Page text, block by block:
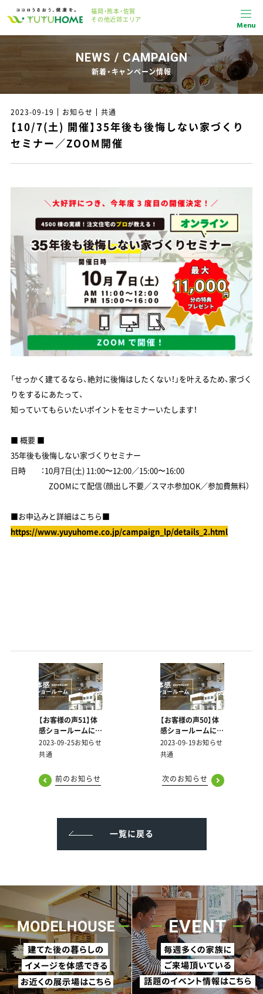
福岡・熊本・佐賀
その他近郊エリア
Menu
NEWS / CAMPAIGN
新着・キャンペーン情報
2023-09-19 お知らせ 共通
【10/7(土) 開催】35年後も後悔しない家づくり
セミナー／ZOOM開催
「せっかく建てるなら、絶対に後悔はしたくない！」を叶えるため、家づく
りをするにあたって、
知っていてもらいたいポイントをセミナーいたします！
■ 概要 ■
35年後も後悔しない家づくりセミナー
日時 ：10月7日(土) 11:00〜12:00／15:00〜16:00
ZOOMにて配信（顔出し不要／スマホ参加OK／参加費無料）
■お申込みと詳細はこちら■
https://www.yuyuhome.co.jp/campaign_lp/details_2.html
【お客様の声51】体
感ショールームにご
来場いただいた皆様
より頂戴した声をご
2023-09-25お知らせ
共通
前のお知らせ
【お客様の声50】体
感ショールームにご
来場いただいた皆様
より頂戴した声をご
2023-09-19お知らせ
共通
次のお知らせ
一覧に戻る